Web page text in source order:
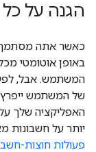
הגנה על
של המשתמש ייפרץ
האפליקציה שלך
יותר על חשבונות
פעולות חוצות-